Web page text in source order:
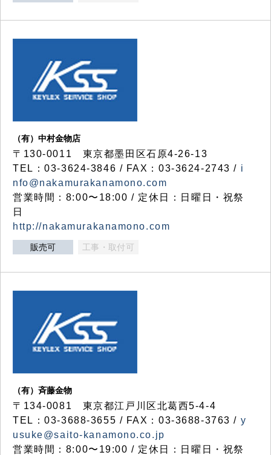
（有）中村金物店
〒130-0011 東京都墨田区石原4-26-13
TEL：03-3624-3846 / FAX：03-3624-2743 / i
nfo@nakamurakanamono.com
営業時間：8:00〜18:00 / 定休日：日曜日・祝祭
日
http://nakamurakanamono.com
販売可 工事・取付可
（有）斉藤金物
〒134-0081 東京都江戸川区北葛西5-4-4
TEL：03-3688-3655 / FAX：03-3688-3763 / y
usuke@saito-kanamono.co.jp
営業時間：8:00〜19:00 / 定休日：日曜日・祝祭